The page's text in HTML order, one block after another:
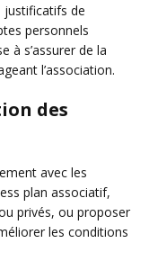
justificatifs de
personnels
à s’assurer de la
l’association.
des
avec les
plan associatif,
privés, ou proposer
les conditions